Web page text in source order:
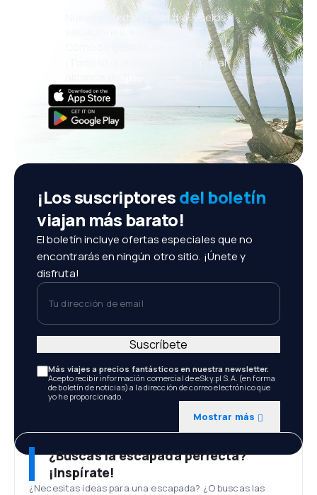
Nuevas ofertas cada día: vuelos,
vacaciones, escapadas
Cómoda gestión de reservas
¡Todo lo que importa, siempre al
¡Los suscriptoresdel boletín
viajan más barato!
El boletín incluye ofertas especiales que no
encontrarás en ningún otro sitio. ¡Únete y
disfruta!
Tu dirección de email
Más viajes a precios fantásticos en nuestra newsletter.
Acepto recibir información comercial de eSky.pl S.A. (en forma
de boletín de noticias) a la dirección de correo electrónico que
yo he proporcionado.
Mostrar más
Suscríbete
¿Buscas la escapada perfecta?
¡Inspírate!
¿Necesitas ideas para una escapada? ¿O buscas las